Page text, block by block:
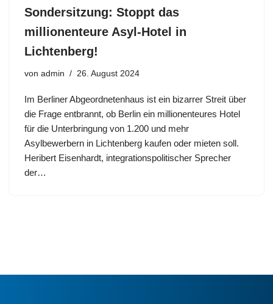
Sondersitzung: Stoppt das
millionenteure Asyl-Hotel in
Lichtenberg!
von admin 26. August 2024
Im Berliner Abgeordnetenhaus ist ein bizarrer Streit über
die Frage entbrannt, ob Berlin ein millionenteures Hotel
für die Unterbringung von 1.200 und mehr
Asylbewerbern in Lichtenberg kaufen oder mieten soll.
Heribert Eisenhardt, integrationspolitischer Sprecher
der…